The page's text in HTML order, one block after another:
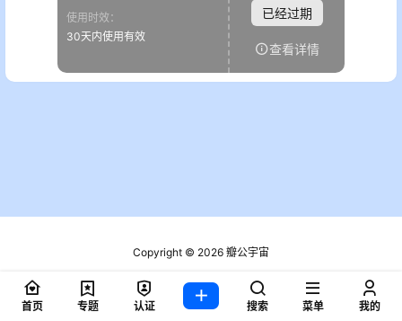
使用时效：
30天内使用有效
已经过期
查看详情
Copyright © 2026 瓣公宇宙
粤ICP备2021076721号
查询 2 次，耗时 0.1857 秒
首页 专题 认证 搜索 菜单 我的